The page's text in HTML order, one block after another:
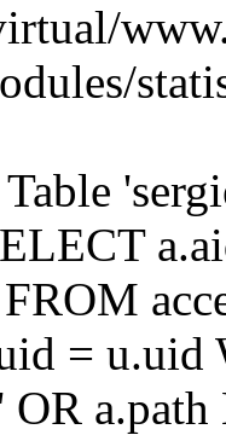
= u.uid
OR